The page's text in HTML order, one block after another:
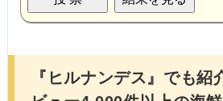
『ヒルナンデス』でも紹